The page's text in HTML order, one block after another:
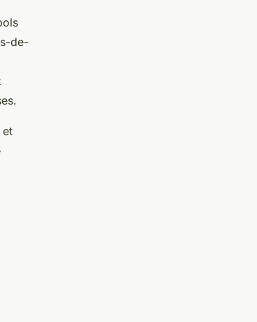
de-
et